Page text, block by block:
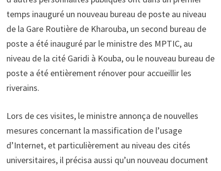
temps inauguré un nouveau bureau de poste au niveau
de la Gare Routière de Kharouba, un second bureau de
poste a été inauguré par le ministre des MPTIC, au
niveau de la cité Garidi à Kouba, ou le nouveau bureau de
poste a été entièrement rénover pour accueillir les
riverains.
Lors de ces visites, le ministre annonça de nouvelles
mesures concernant la massification de l’usage
d’Internet, et particulièrement au niveau des cités
universitaires, il précisa aussi qu’un nouveau document